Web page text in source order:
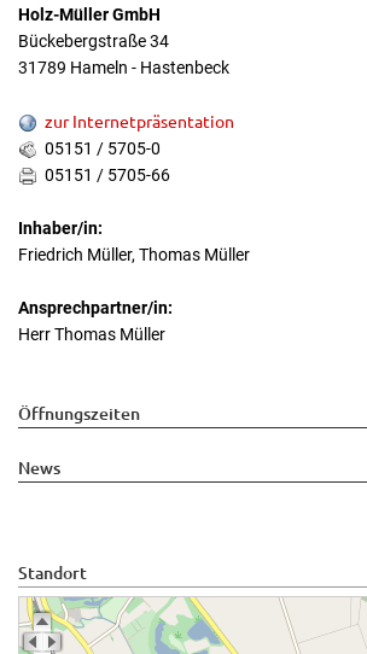
Holz-Müller GmbH
Bückebergstraße 34
31789 Hameln - Hastenbeck
zur Internetpräsentation
05151 / 5705-0
05151 / 5705-66
Inhaber/in:
Friedrich Müller, Thomas Müller
Ansprechpartner/in:
Herr Thomas Müller
Öffnungszeiten
News
Standort